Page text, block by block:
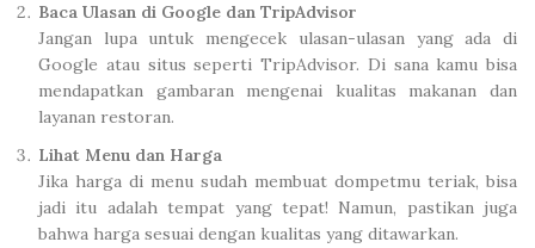
Baca Ulasan di Google dan TripAdvisor
Jangan lupa untuk mengecek ulasan-ulasan yang ada di
Google atau situs seperti TripAdvisor. Di sana kamu bisa
mendapatkan gambaran mengenai kualitas makanan dan
layanan restoran.
Lihat Menu dan Harga
Jika harga di menu sudah membuat dompetmu teriak, bisa
jadi itu adalah tempat yang tepat! Namun, pastikan juga
bahwa harga sesuai dengan kualitas yang ditawarkan.